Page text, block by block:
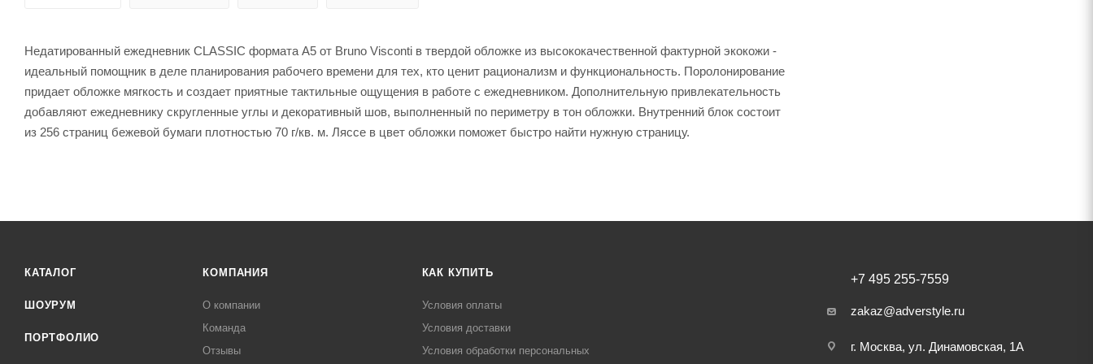
Недатированный ежедневник CLASSIC формата А5 от Bruno Visconti в твердой обложке из высококачественной фактурной экокожи -
идеальный помощник в деле планирования рабочего времени для тех, кто ценит рационализм и функциональность. Поролонирование
придает обложке мягкость и создает приятные тактильные ощущения в работе с ежедневником. Дополнительную привлекательность
добавляют ежедневнику скругленные углы и декоративный шов, выполненный по периметру в тон обложки. Внутренний блок состоит
из 256 страниц бежевой бумаги плотностью 70 г/кв. м. Ляссе в цвет обложки поможет быстро найти нужную страницу.
КАТАЛОГ
ШОУРУМ
ПОРТФОЛИО
КОМПАНИЯ
О компании
Команда
Отзывы
КАК КУПИТЬ
Условия оплаты
Условия доставки
Условия обработки персональных
+7 495 255-7559
zakaz@adverstyle.ru
г. Москва, ул. Динамовская, 1А